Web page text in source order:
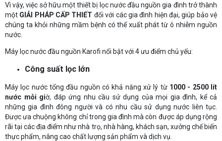
Vì vậy, việc sở hữu một thiết bị lọc nước đầu nguồn gia đình trở thành
một GIẢI PHÁP CẤP THIẾT đối với các gia đình hiện đại, giúp bảo vệ
chúng ta khỏi những mầm bệnh có thể xuất phát từ ô nhiễm nguồn
nước.
Máy lọc nước đầu nguồn Karofi nổi bật với 4 ưu điểm chủ yếu:
Công suất lọc lớn
Máy lọc nước tổng đầu nguồn có khả năng xử lý từ 1000 - 2500 lít
nước mỗi giờ, đáp ứng nhu cầu sử dụng của mọi gia đình, kể cả
những gia đình đông người và có nhu cầu sử dụng nước liên tục.
Được ưa chuộng không chỉ trong gia đình mà còn được áp dụng rộng
rãi tại các địa điểm như nhà trọ, nhà hàng, khách sạn, xưởng chế biến
thực phẩm, nâng cao chất lượng sản phẩm và dịch vụ.